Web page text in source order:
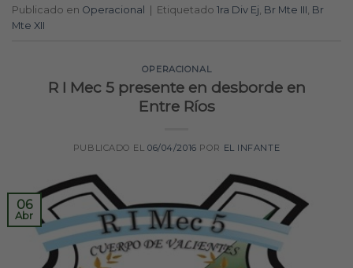
Publicado en Operacional Etiquetado 1ra Div Ej, Br Mte III, Br
Mte XII
OPERACIONAL
R I Mec 5 presente en desborde en
Entre Ríos
PUBLICADO EL06/04/2016 POR EL INFANTE
06
Abr